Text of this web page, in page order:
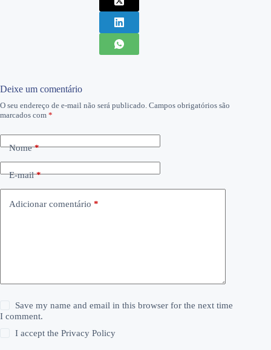
Deixe um comentário
O seu endereço de e-mail não será publicado. Campos obrigatórios são
marcados com *
Nome*
E-mail*
Adicionar comentário *
Save my name and email in this browser for the next time
I comment.
I accept thePrivacy Policy